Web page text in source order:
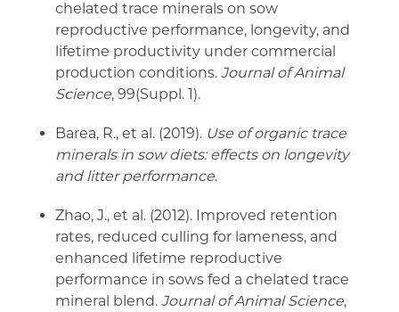
chelated trace minerals on sow
reproductive performance, longevity, and
lifetime productivity under commercial
production conditions. Journal of Animal
Science, 99(Suppl. 1).
Barea, R., et al. (2019). Use of organic trace
minerals in sow diets: effects on longevity
and litter performance.
Zhao, J., et al. (2012). Improved retention
rates, reduced culling for lameness, and
enhanced lifetime reproductive
performance in sows fed a chelated trace
mineral blend. Journal of Animal Science,